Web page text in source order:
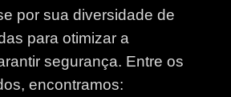
por sua diversidade de
para otimizar a
segurança. Entre os
encontramos: